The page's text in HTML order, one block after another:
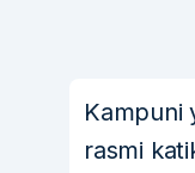
Kampuni
rasmi